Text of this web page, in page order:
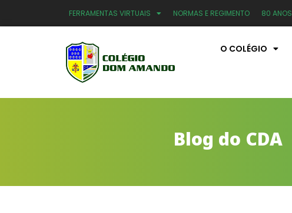
FERRAMENTAS VIRTUAIS NORMAS E REGIMENTO 80 ANOS
O COLÉGIO
Blog do CDA